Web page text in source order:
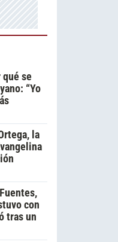
se
“Yo
la
con
tras un